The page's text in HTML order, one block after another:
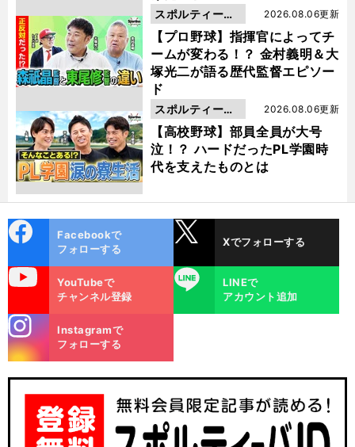
【プロ野球】指揮官によってチ
ームが変わる！？ 金村義明＆大
塚光二が語る歴代監督エピソー
ド
2026.08.06更新
スポルティーバ
動画
【高校野球】部員全員が大号
泣！？ ハードだったPL学園時
代を支えたものとは
2026.08.06更新
スポルティーバ
動画
ok
Facebookで
フォローする
Xでフォローする
YouTubeで
チャンネル登録
LINE
LINEで
アカウント追加
m
Instagramで
フォローする